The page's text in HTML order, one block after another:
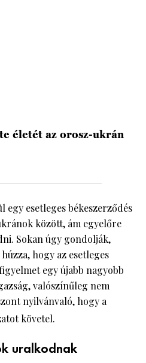
életét az orosz-ukrán
esetleges békeszerződés
között, ám egyelőre
Sokan úgy gondolják,
hogy az esetleges
egy újabb nagyobb
valószínűleg nem
nyilvánvaló, hogy a
követel.
uralkodnak